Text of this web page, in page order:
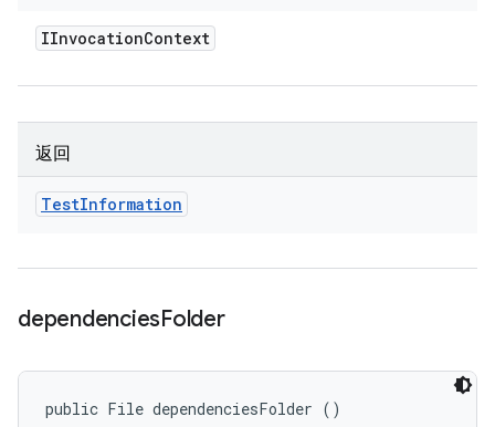
IInvocationContext
返回
TestInformation
dependenciesFolder
public File dependenciesFolder ()